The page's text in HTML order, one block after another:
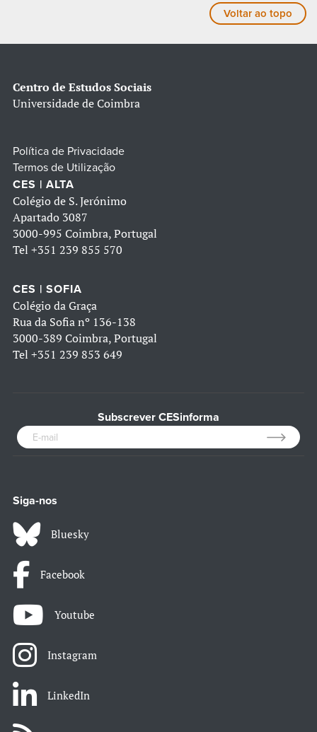
Voltar ao topo
Centro de Estudos Sociais
Universidade de Coimbra
Política de Privacidade
Termos de Utilização
CES | ALTA
Colégio de S. Jerónimo
Apartado 3087
3000-995 Coimbra, Portugal
Tel +351 239 855 570
CES | SOFIA
Colégio da Graça
Rua da Sofia nº 136-138
3000-389 Coimbra, Portugal
Tel +351 239 853 649
Subscrever CESinforma
Siga-nos
Bluesky
Facebook
Youtube
Instagram
LinkedIn